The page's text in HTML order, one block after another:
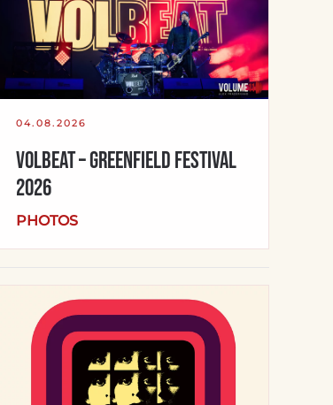
04.08.2026
Volbeat – Greenfield Festival
2026
PHOTOS